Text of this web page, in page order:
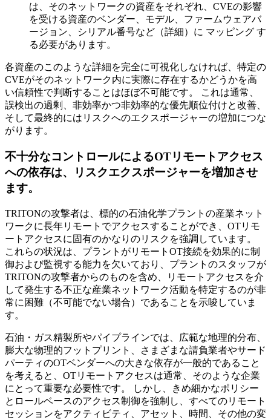
は、そのネットワークの資産をそれぞれ、CVEの影響
を受ける資産のベンダー、モデル、ファームウェアバ
ージョン、シリアル番号など（詳細）に マッピング す
る必要があります。
各資産のこのような詳細を完全に可視化しなければ、特定の
CVEがそのネットワーク内に実際に存在するかどうかを高
い信頼性で判断することはほぼ不可能です。 これは通常、
誤検出の過剰、非効率かつ非効率的な優先順位付けと改善、
そして最終的にはリスクへのエクスポージャーの増加につな
がります。
不十分なコントロールによるOTリモートアクセス
への依存は、リスクエクスポージャーを増加させ
ます。
TRITONの攻撃者は、標的の石油化学プラントの産業ネット
ワークに長年リモートでアクセスすることができ、OTリモ
ートアクセスに固有のかなりのリスクを強調しています。
これらの状況は、プラントがリモートOT接続を効果的に制
御および監視する能力を欠いており、プラントのスタッフが
TRITONの攻撃者からのものを含め、リモートアクセスを介
して発生する不正な産業ネットワーク活動を特定するのが非
常に困難（不可能でない場合）であることを示唆していま
す。
石油・ガス精製所やパイプラインでは、広範な地理的分布、
膨大な物理的フットプリント、さまざまな請負業者やサード
パーティのOTベンダーへの大きな依存が一般的であること
を考えると、OTリモートアクセスは通常、そのような企業
にとって重要な必要性です。 しかし、きめ細かなポリシー
とロールベースのアクセス制御を強制し、すべてのリモート
セッションをアクティビティ、アセット、時間、その他の変